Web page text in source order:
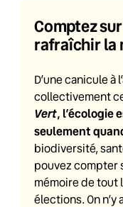
Comptez
rafraîchir la
D’une canicule à
collectivement
Vert, l’écologie
seulement
biodiversité,
pouvez compter
mémoire de tout
élections. On n’y